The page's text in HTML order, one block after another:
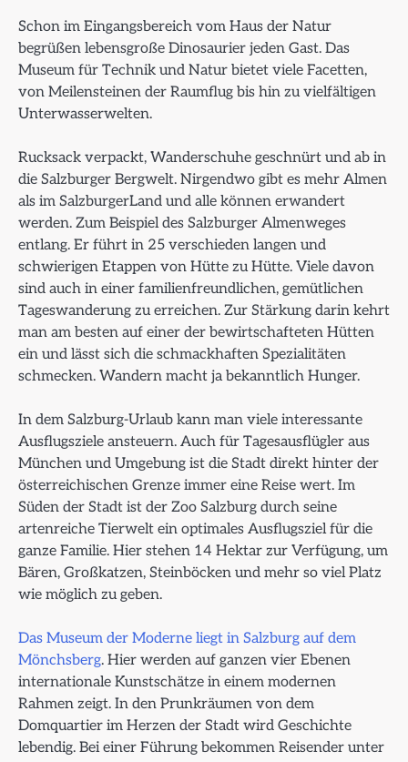
Schon im Eingangsbereich vom Haus der Natur
begrüßen lebensgroße Dinosaurier jeden Gast. Das
Museum für Technik und Natur bietet viele Facetten,
von Meilensteinen der Raumflug bis hin zu vielfältigen
Unterwasserwelten.
Rucksack verpackt, Wanderschuhe geschnürt und ab in
die Salzburger Bergwelt. Nirgendwo gibt es mehr Almen
als im SalzburgerLand und alle können erwandert
werden. Zum Beispiel des Salzburger Almenweges
entlang. Er führt in 25 verschieden langen und
schwierigen Etappen von Hütte zu Hütte. Viele davon
sind auch in einer familienfreundlichen, gemütlichen
Tageswanderung zu erreichen. Zur Stärkung darin kehrt
man am besten auf einer der bewirtschafteten Hütten
ein und lässt sich die schmackhaften Spezialitäten
schmecken. Wandern macht ja bekanntlich Hunger.
In dem Salzburg-Urlaub kann man viele interessante
Ausflugsziele ansteuern. Auch für Tagesausflügler aus
München und Umgebung ist die Stadt direkt hinter der
österreichischen Grenze immer eine Reise wert. Im
Süden der Stadt ist der Zoo Salzburg durch seine
artenreiche Tierwelt ein optimales Ausflugsziel für die
ganze Familie. Hier stehen 14 Hektar zur Verfügung, um
Bären, Großkatzen, Steinböcken und mehr so viel Platz
wie möglich zu geben.
Das Museum der Moderne liegt in Salzburg auf dem
Mönchsberg. Hier werden auf ganzen vier Ebenen
internationale Kunstschätze in einem modernen
Rahmen zeigt. In den Prunkräumen von dem
Domquartier im Herzen der Stadt wird Geschichte
lebendig. Bei einer Führung bekommen Reisender unter